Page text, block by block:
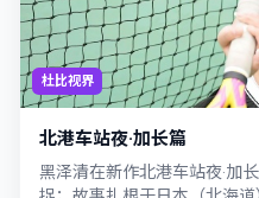
杜比视界
北港车站夜·加长篇
黑泽清在新作北港车站夜·加